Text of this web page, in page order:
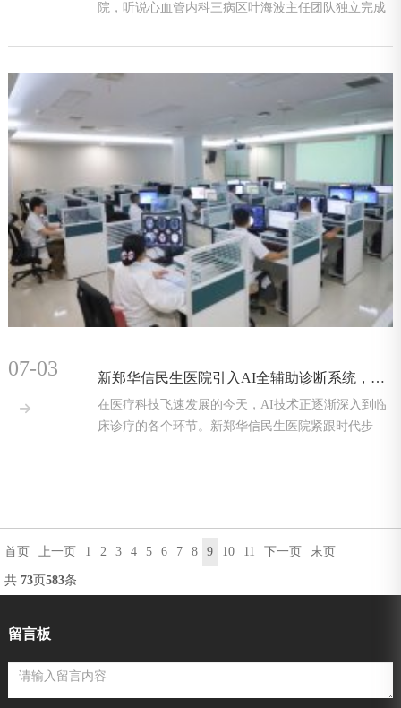
院，听说心血管内科三病区叶海波主任团队独立完成
07-03

新郑华信民生医院引入AI全辅助诊断系统，助力临床诊疗提质增效！
在医疗科技飞速发展的今天，AI技术正逐渐深入到临
床诊疗的各个环节。新郑华信民生医院紧跟时代步
首页 上一页 1 2 3 4 5 6 7 8 9 10 11 下一页 末页
共 73页583条
留言板